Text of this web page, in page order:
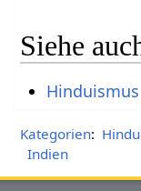
Siehe
Hinduismus
Kategorien:
Indien